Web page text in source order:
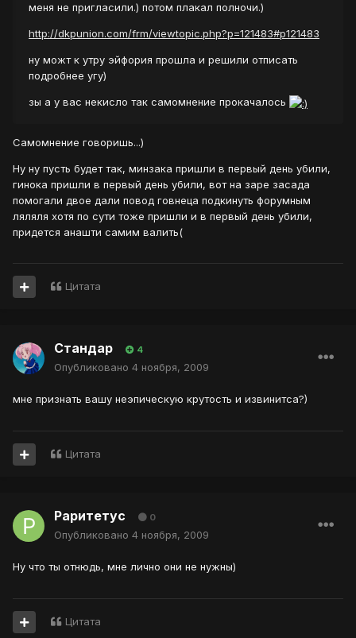
меня не пригласили.) потом плакал полночи.)
http://dkpunion.com/frm/viewtopic.php?p=121483#p121483
ну можт к утру эйфория прошла и решили отписать
подробнее угу)
зы а у вас некисло так самомнение прокачалось
Самомнение говоришь...)
Ну ну пусть будет так, минзака пришли в первый день убили,
гинока пришли в первый день убили, вот на заре засада
помогали двое дали повод говнеца подкинуть форумным
ляляля хотя по сути тоже пришли и в первый день убили,
придется анашти самим валить(
Цитата
Стандар 4
Опубликовано 4 ноября, 2009
мне признать вашу неэпическую крутость и извинитса?)
Цитата
Раритетус 0
Опубликовано 4 ноября, 2009
Ну что ты отнюдь, мне лично они не нужны)
Цитата